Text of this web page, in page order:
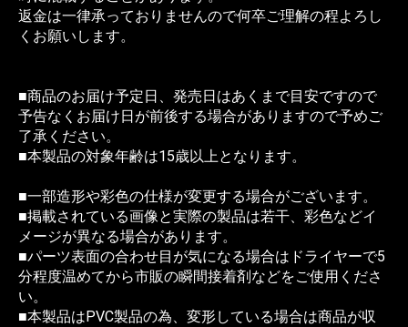
返金は一律承っておりませんので何卒ご理解の程よろし
くお願いします。
■商品のお届け予定日、発売日はあくまで目安ですので
予告なくお届け日が前後する場合がありますので予めご
了承ください。
■本製品の対象年齢は15歳以上となります。
■一部造形や彩色の仕様が変更する場合がございます。
■掲載されている画像と実際の製品は若干、彩色などイ
メージが異なる場合があります。
■パーツ表面の合わせ目が気になる場合はドライヤーで5
分程度温めてから市販の瞬間接着剤などをご使用くださ
い。
■本製品はPVC製品の為、変形している場合は商品が収